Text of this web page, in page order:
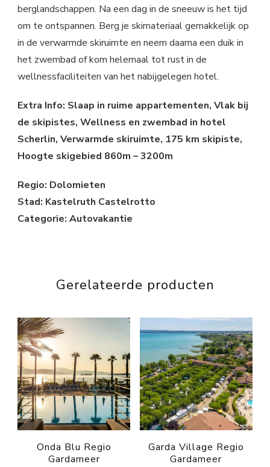
berglandschappen. Na een dag in de sneeuw is het tijd
om te ontspannen. Berg je skimateriaal gemakkelijk op
in de verwarmde skiruimte en neem daarna een duik in
het zwembad of kom helemaal tot rust in de
wellnessfaciliteiten van het nabijgelegen hotel.
Extra Info: Slaap in ruime appartementen, Vlak bij
de skipistes, Wellness en zwembad in hotel
Scherlin, Verwarmde skiruimte, 175 km skipiste,
Hoogte skigebied 860m – 3200m
Regio: Dolomieten
Stad: Kastelruth Castelrotto
Categorie: Autovakantie
Gerelateerde producten
Onda Blu Regio
Gardameer
Garda Village Regio
Gardameer